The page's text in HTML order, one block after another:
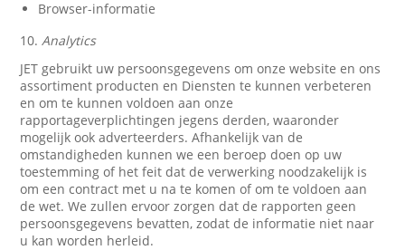
Browser-informatie
10.Analytics
JET gebruikt uw persoonsgegevens om onze website en ons
assortiment producten en Diensten te kunnen verbeteren
en om te kunnen voldoen aan onze
rapportageverplichtingen jegens derden, waaronder
mogelijk ook adverteerders. Afhankelijk van de
omstandigheden kunnen we een beroep doen op uw
toestemming of het feit dat de verwerking noodzakelijk is
om een contract met u na te komen of om te voldoen aan
de wet. We zullen ervoor zorgen dat de rapporten geen
persoonsgegevens bevatten, zodat de informatie niet naar
u kan worden herleid.